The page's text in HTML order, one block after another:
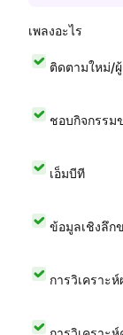
เพลงอะไร
ติดตามใหม่/
ชอบกิจกรรม
เอ็มบีที
ข้อมูลเชิงลึก
การวิเคราะ